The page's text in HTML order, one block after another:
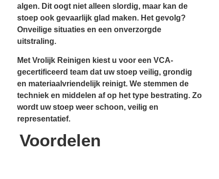
algen. Dit oogt niet alleen slordig, maar kan de
stoep ook gevaarlijk glad maken. Het gevolg?
Onveilige situaties en een onverzorgde
uitstraling.
Met Vrolijk Reinigen kiest u voor een VCA-
gecertificeerd team dat uw stoep veilig, grondig
en materiaalvriendelijk reinigt. We stemmen de
techniek en middelen af op het type bestrating. Zo
wordt uw stoep weer schoon, veilig en
representatief.
Voordelen